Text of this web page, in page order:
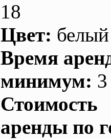
18
Цвет: белый
Время
минимум:
Стоимость
аренды по